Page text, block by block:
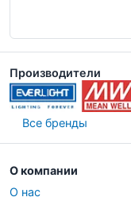
Производители
Все бренды
О компании
О нас